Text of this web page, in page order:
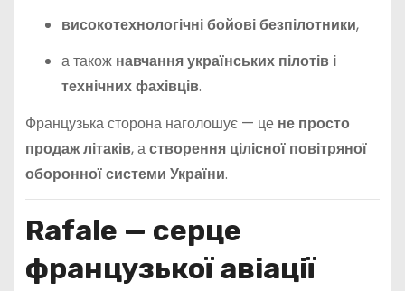
високотехнологічні бойові безпілотники,
а також навчання українських пілотів і
технічних фахівців.
Французька сторона наголошує — це не просто
продаж літаків, астворення цілісної повітряної
оборонної системи України.
Rafale — серце
французької авіації